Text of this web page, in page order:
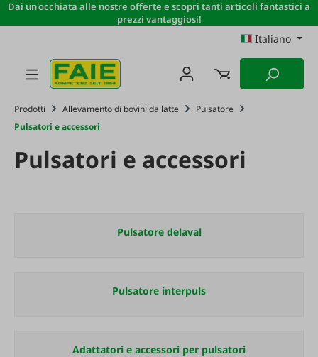
Passa al contenuto principale
Dai un'occhiata alle nostre offerte e scopri tanti articoli fantastici a
prezzi vantaggiosi!
Italiano
Prodotti Allevamento di bovini da latte
Pulsatore
Pulsatori e accessori
Pulsatori e accessori
Pulsatore delaval
Pulsatore interpuls
Adattatori e accessori per pulsatori